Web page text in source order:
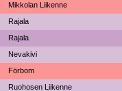
Mikkolan Liikenne
Rajala
Rajala
Nevakivi
Förbom
Ruohosen Liikenne